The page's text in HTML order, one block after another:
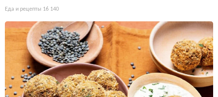
Еда и рецепты 16 140